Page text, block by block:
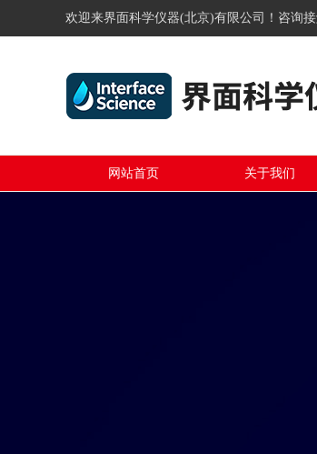
欢迎来界面科学仪器(北京)有限公司！咨询
网站首页 关于我们